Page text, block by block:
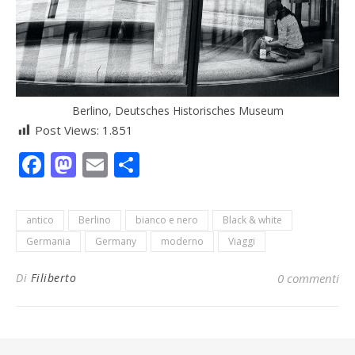
Berlino, Deutsches Historisches Museum
Post Views: 1.851
Facebook
Mastodon
Email
antico Berlino bianco e nero
Black & white
Germania
Germany moderno Viaggi
Di Filiberto 0 commenti